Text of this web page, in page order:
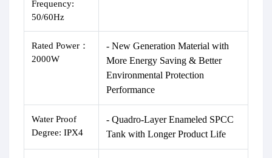
Frequency:
50/60Hz
Rated Power：
2000W
- New Generation Material with
More Energy Saving & Better
Environmental Protection
Performance
Water Proof
Degree: IPX4
- Quadro-Layer Enameled SPCC
Tank with Longer Product Life